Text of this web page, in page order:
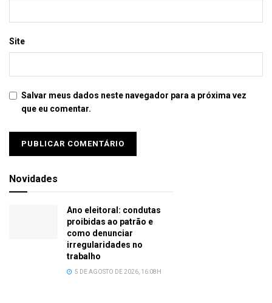
Site
Salvar meus dados neste navegador para a próxima vez
que eu comentar.
Novidades
Ano eleitoral: condutas
proibidas ao patrão e
como denunciar
irregularidades no
trabalho
5 DE AGOSTO DE 2026, 16:08H